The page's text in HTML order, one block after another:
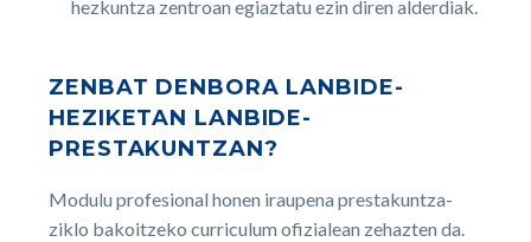
hezkuntza zentroan egiaztatu ezin diren alderdiak.
ZENBAT DENBORA LANBIDE-
HEZIKETAN LANBIDE-
PRESTAKUNTZAN?
Modulu profesional honen iraupena prestakuntza-
ziklo bakoitzeko curriculum ofizialean zehazten da.